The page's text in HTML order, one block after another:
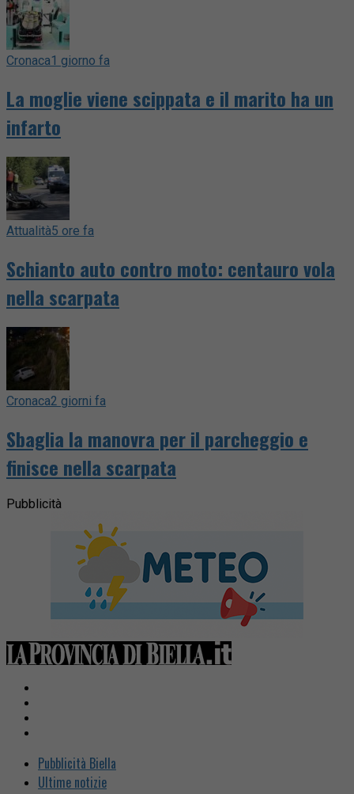
Cronaca1 giorno fa
La moglie viene scippata e il marito ha un
infarto
Attualità5 ore fa
Schianto auto contro moto: centauro vola
nella scarpata
Cronaca2 giorni fa
Sbaglia la manovra per il parcheggio e
finisce nella scarpata
Pubblicità
Pubblicità Biella
Ultime notizie